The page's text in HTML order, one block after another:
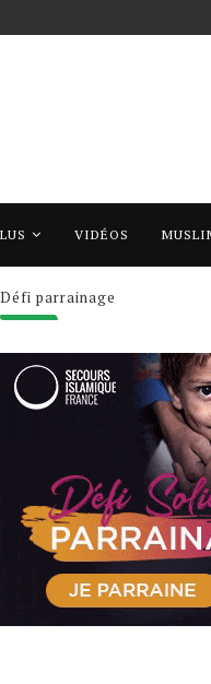
VIDÉOS
Défi parrainage